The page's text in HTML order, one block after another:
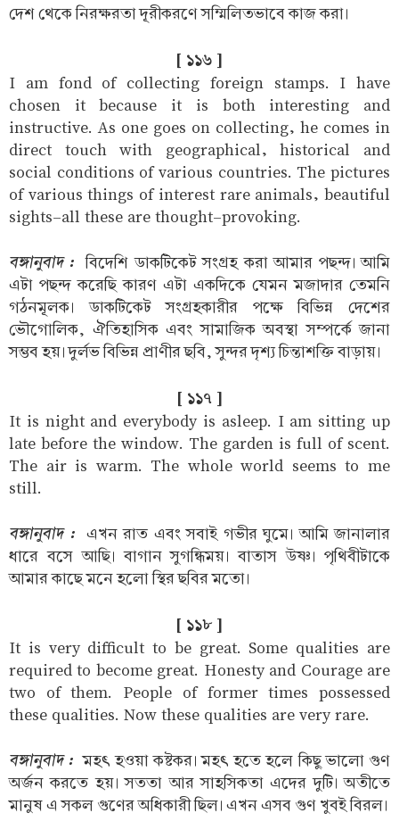
দেশ থেকে নিরক্ষরতা দূরীকরণে সম্মিলিতভাবে কাজ করা।
[ ১১৬ ]
I am fond of collecting foreign stamps. I have
chosen it because it is both interesting and
instructive. As one goes on collecting, he comes in
direct touch with geographical, historical and
social conditions of various countries. The pictures
of various things of interest rare animals, beautiful
sights-all these are thought-provoking.
বঙ্গানুবাদ : বিদেশি ডাকটিকেট সংগ্রহ করা আমার পছন্দ। আমি
এটা পছন্দ করেছি কারণ এটা একদিকে যেমন মজাদার তেমনি
গঠনমূলক। ডাকটিকেট সংগ্রহকারীর পক্ষে বিভিন্ন দেশের
ভৌগোলিক, ঐতিহাসিক এবং সামাজিক অবস্থা সম্পর্কে জানা
সম্ভব হয়। দুর্লভ বিভিন্ন প্রাণীর ছবি, সুন্দর দৃশ্য চিন্তাশক্তি বাড়ায়।
[ ১১৭ ]
It is night and everybody is asleep. I am sitting up
late before the window. The garden is full of scent.
The air is warm. The whole world seems to me
still.
বঙ্গানুবাদ : এখন রাত এবং সবাই গভীর ঘুমে। আমি জানালার
ধারে বসে আছি। বাগান সুগন্ধিময়। বাতাস উষ্ণ। পৃথিবীটাকে
আমার কাছে মনে হলো স্থির ছবির মতো।
[ ১১৮ ]
It is very difficult to be great. Some qualities are
required to become great. Honesty and Courage are
two of them. People of former times possessed
these qualities. Now these qualities are very rare.
বঙ্গানুবাদ : মহৎ হওয়া কষ্টকর। মহৎ হতে হলে কিছু ভালো গুণ
অর্জন করতে হয়। সততা আর সাহসিকতা এদের দুটি। অতীতে
মানুষ এ সকল গুণের অধিকারী ছিল। এখন এসব গুণ খুবই বিরল।